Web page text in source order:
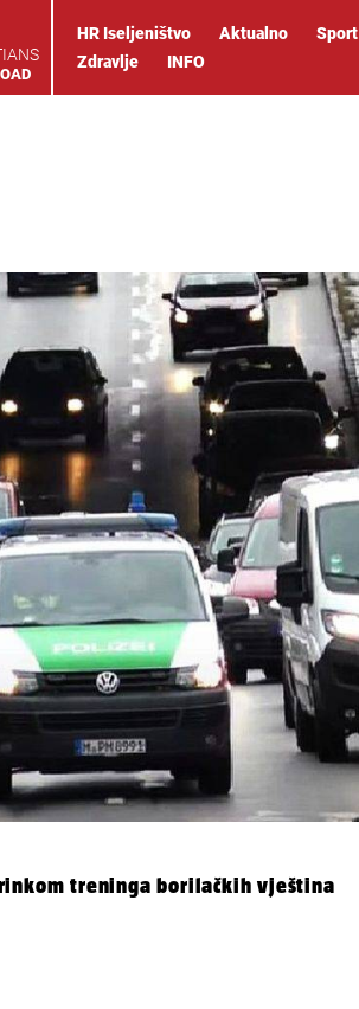
HR Iseljeništvo Aktualno Sport
Zdravlje
INFO
treninga borilačkih vještina